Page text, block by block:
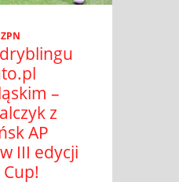
–
z
AP
III edycji